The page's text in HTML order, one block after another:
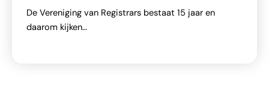
De Vereniging van Registrars bestaat 15 jaar en
daarom kijken…